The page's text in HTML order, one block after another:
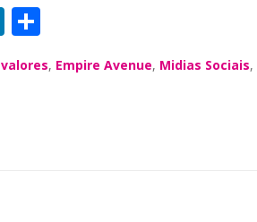
Li
n
k a
, Empire Avenue, Midias Sociais,